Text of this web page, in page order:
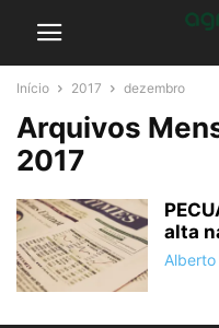
Início 2017 dezembro
Arquivos
2017
alta
Alberto